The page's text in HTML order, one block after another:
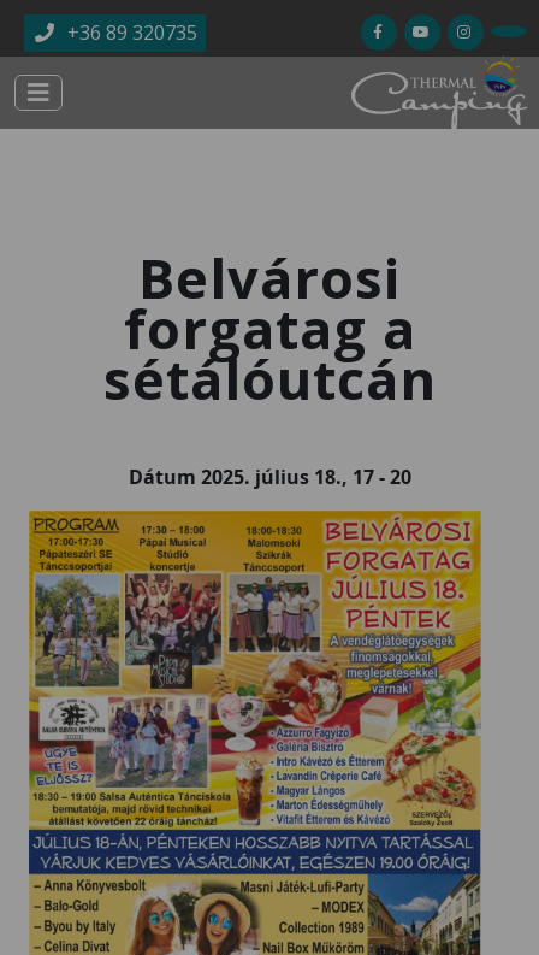
Ugrás a tartalomra
+36 89 320735
Belvárosi
forgatag a
sétálóutcán
Dátum 2025. július 18., 17-20
Kép